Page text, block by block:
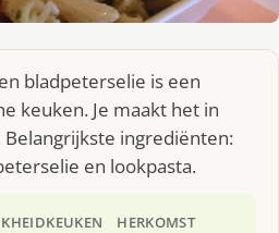
bladpeterselie is een
keuken. Je maakt het in
ingrediënten:
en lookpasta.
KEUKEN HERKOMST